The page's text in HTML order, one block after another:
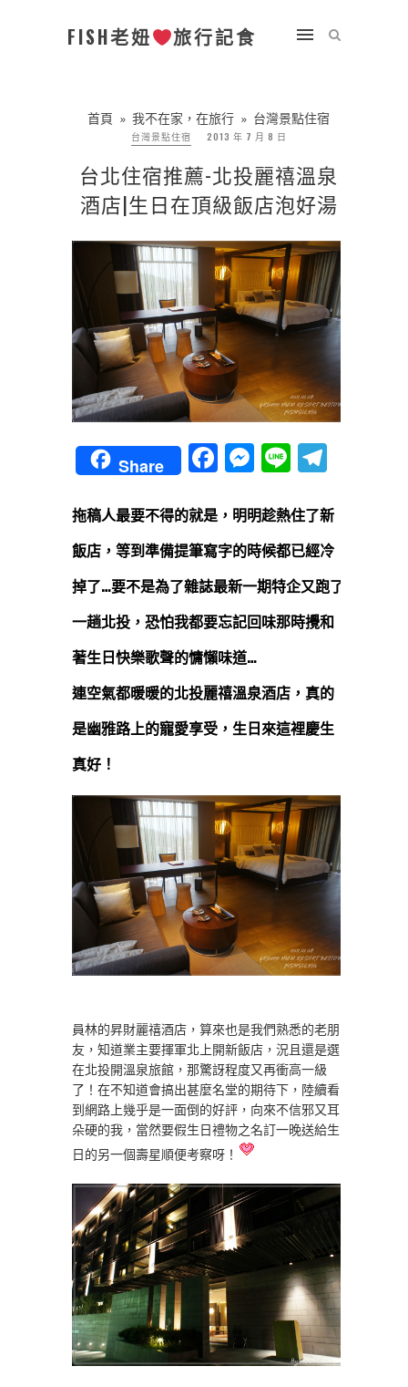
FISH老妞 旅行記食
首頁 » 我不在家，在旅行 » 台灣景點住宿
台灣景點住宿
2013 年 7 月 8 日
台北住宿推薦-北投麗禧溫泉
酒店|生日在頂級飯店泡好湯
Share Facebook
Messenger
Line
拖稿人最要不得的就是，明明趁熱住了新
飯店，等到準備提筆寫字的時候都已經冷
掉了…要不是為了雜誌最新一期特企又跑了
一趟北投，恐怕我都要忘記回味那時攪和
著生日快樂歌聲的慵懶味道…
連空氣都暖暖的北投麗禧溫泉酒店，真的
是幽雅路上的寵愛享受，生日來這裡慶生
真好！
員林的昇財麗禧酒店，算來也是我們熟悉的老朋
友，知道業主要揮軍北上開新飯店，況且還是選
在北投開溫泉旅館，那驚訝程度又再衝高一級
了！在不知道會搞出甚麼名堂的期待下，陸續看
到網路上幾乎是一面倒的好評，向來不信邪又耳
朵硬的我，當然要假生日禮物之名訂一晚送給生
日的另一個壽星順便考察呀！